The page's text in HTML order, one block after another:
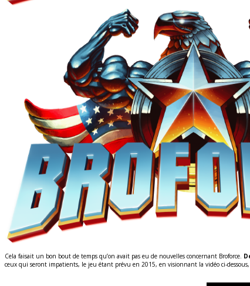
Cela faisait un bon bout de temps qu’on avait pas eu de nouvelles concernant Broforce.
ceux qui seront impatients, le jeu étant prévu en 2015, en visionnant la vidéo ci-dessous,